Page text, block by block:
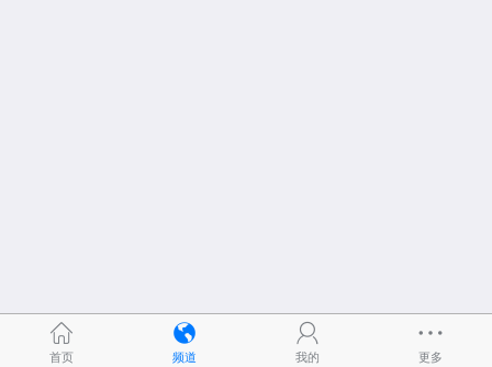
首页 频道 我的 更多